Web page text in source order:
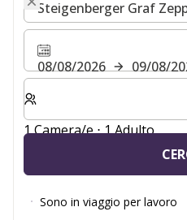
08/08/2026
09/08/
Selezionare il numero di
1 Camera/e ⋅ 1 Adulto
Sono in viaggio per lavoro